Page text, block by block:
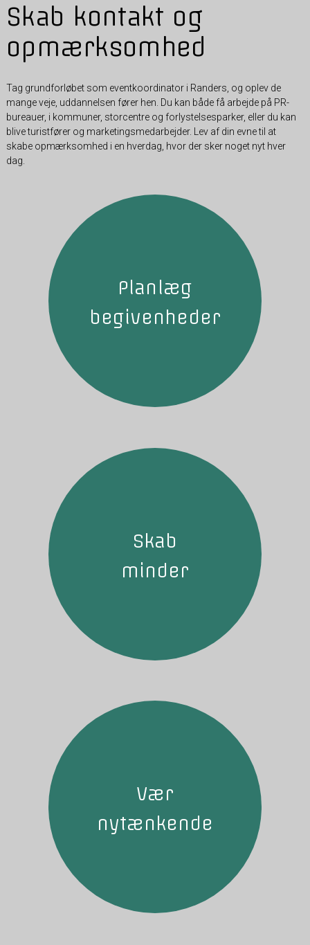
Skab kontakt og
opmærksomhed
Tag grundforløbet som eventkoordinator i Randers, og oplev de
mange veje, uddannelsen fører hen. Du kan både få arbejde på PR-
bureauer, i kommuner, storcentre og forlystelsesparker, eller du kan
blive turistfører og marketingsmedarbejder. Lev af din evne til at
skabe opmærksomhed i en hverdag, hvor der sker noget nyt hver
dag.
Planlæg
begivenheder
Skab
minder
Vær
nytænkende